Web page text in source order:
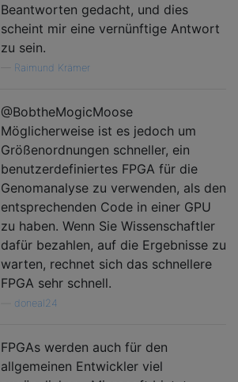
Beantworten gedacht, und dies
scheint mir eine vernünftige Antwort
zu sein.
Raimund Krämer
@BobtheMogicMoose
Möglicherweise ist es jedoch um
Größenordnungen schneller, ein
benutzerdefiniertes FPGA für die
Genomanalyse zu verwenden, als den
entsprechenden Code in einer GPU
zu haben. Wenn Sie Wissenschaftler
dafür bezahlen, auf die Ergebnisse zu
warten, rechnet sich das schnellere
FPGA sehr schnell.
doneal24
FPGAs werden auch für den
allgemeinen Entwickler viel